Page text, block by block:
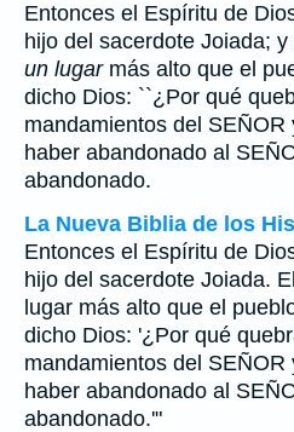
Entonces el Espíritu de
hijo del sacerdote Joiada;
un lugarmás alto que el
dicho Dios: ``¿Por qué
mandamientos del
haber abandonado al
abandonado.
La Nueva Biblia de los
Entonces el Espíritu de
hijo del sacerdote Joiada.
lugar más alto que el
dicho Dios: '¿Por qué
mandamientos del
haber abandonado al
abandonado.'"